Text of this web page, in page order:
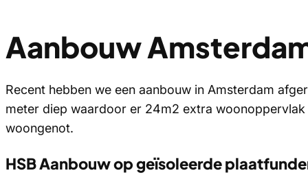
Aanbouw
Recent hebben we een aanbouw in Amsterdam
meter diep waardoor er 24m2 extra
woongenot.
HSB Aanbouw op geïsoleerde